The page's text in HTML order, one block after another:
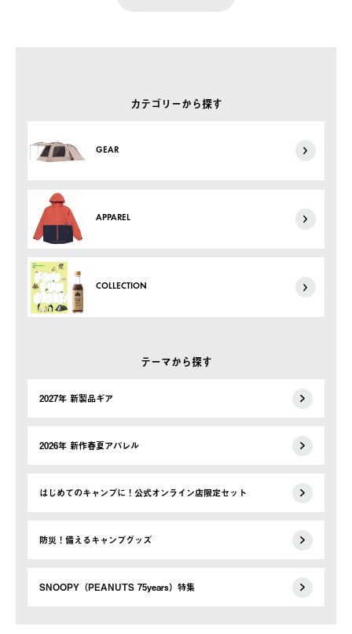
カテゴリーから探す
GEAR
APPAREL
COLLECTION
テーマから探す
2027年 新製品ギア
2026年 新作春夏アパレル
はじめてのキャンプに！公式オンライン店限定セット
防災！備えるキャンプグッズ
SNOOPY（PEANUTS 75years）特集